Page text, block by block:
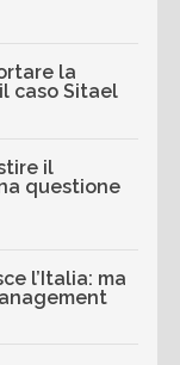
la
caso Sitael
il
questione
l’Italia: ma